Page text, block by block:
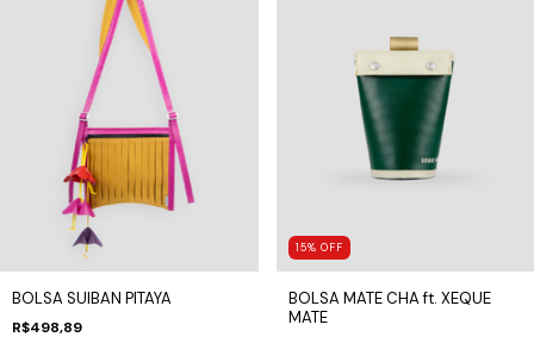
BOLSA SUIBAN PITAYA
R$498,89
15% OFF
BOLSA MATE CHA ft. XEQUE
MATE